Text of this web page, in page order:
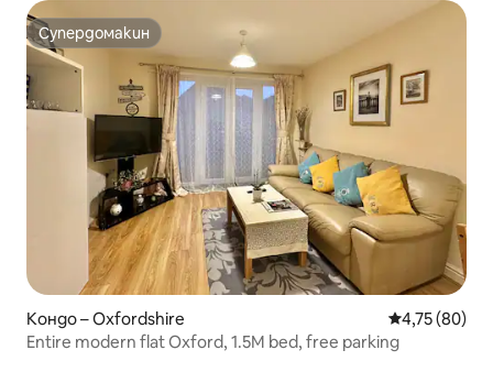
Супердомакин
Супердомакин
Кондо – Oxfordshire Средна
4,75 (80)
Entire modern flat Oxford, 1.5M bed, free parking